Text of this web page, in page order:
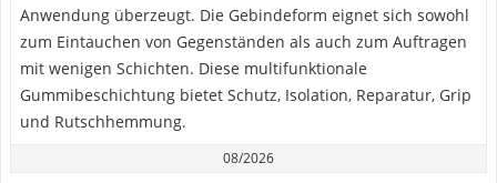
Anwendung überzeugt. Die Gebindeform eignet sich sowohl
zum Eintauchen von Gegenständen als auch zum Auftragen
mit wenigen Schichten. Diese multifunktionale
Gummibeschichtung bietet Schutz, Isolation, Reparatur, Grip
und Rutschhemmung.
08/2026